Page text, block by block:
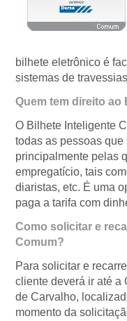
bilhete eletrônico é
sistemas de
Quem tem direito ao
O Bilhete Inteligente
todas as pessoas
principalmente pelas
empregatício, tais
diaristas, etc. É uma
paga a tarifa com
Como solicitar e
Comum?
Para solicitar e
cliente deverá ir até a
de Carvalho,
momento da